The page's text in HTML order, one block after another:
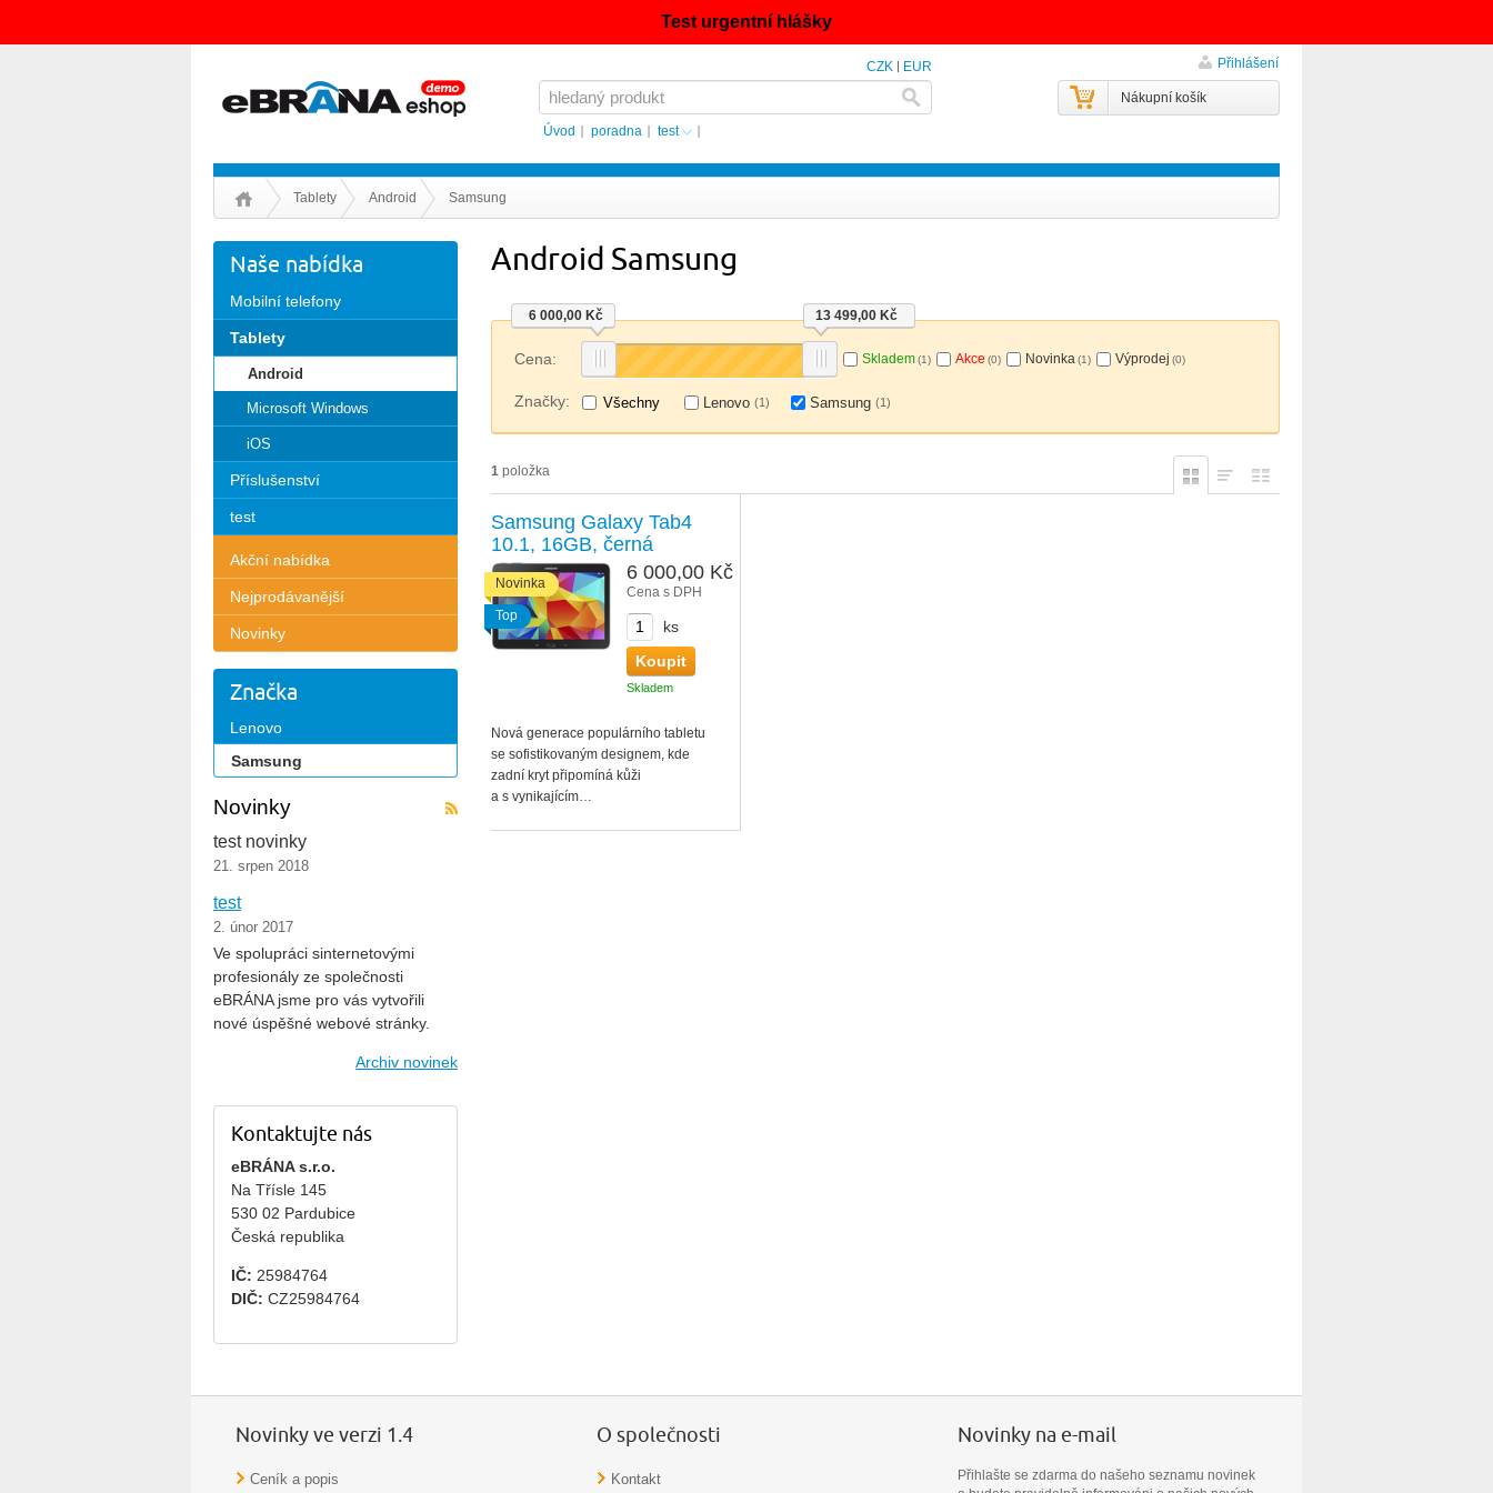
Test urgentní hlášky
Úvod poradna test
Přihlášení
Nákupní košík
CZK EUR
Tablety Android Samsung
Android Samsung
Cena:
6 000,00 Kč 13 499,00 Kč
Skladem(1) Akce (0) Novinka(1) Výprodej (0)
Značky: Všechny Lenovo (1) Samsung (1)
1 položka
Samsung Galaxy Tab4
10.1, 16GB, černá
6 000,00 Kč
Cena s DPH
ks
Skladem
Nová generace populárního tabletu
se sofistikovaným designem, kde
zadní kryt připomíná kůži
a s vynikajícím…
Novinka
Top
Naše nabídka
Mobilní telefony
Tablety
Android
Microsoft Windows
iOS
Příslušenství
test
Akční nabídka
Nejprodávanější
Novinky
Značka
Lenovo
Samsung
Novinky
test novinky
21. srpen 2018
test
2. únor 2017
Ve spolupráci sinternetovými
profesionály ze společnosti
eBRÁNA jsme pro vás vytvořili
nové úspěšné webové stránky.
Archiv novinek
Kontaktujte nás
eBRÁNA s.r.o.
Na Třísle 145
530 02 Pardubice
Česká republika
IČ: 25984764
DIČ: CZ25984764
Novinky ve verzi 1.4
Ceník a popis
O společnosti
Kontakt
Novinky na e-mail
Přihlašte se zdarma do našeho seznamu novinek